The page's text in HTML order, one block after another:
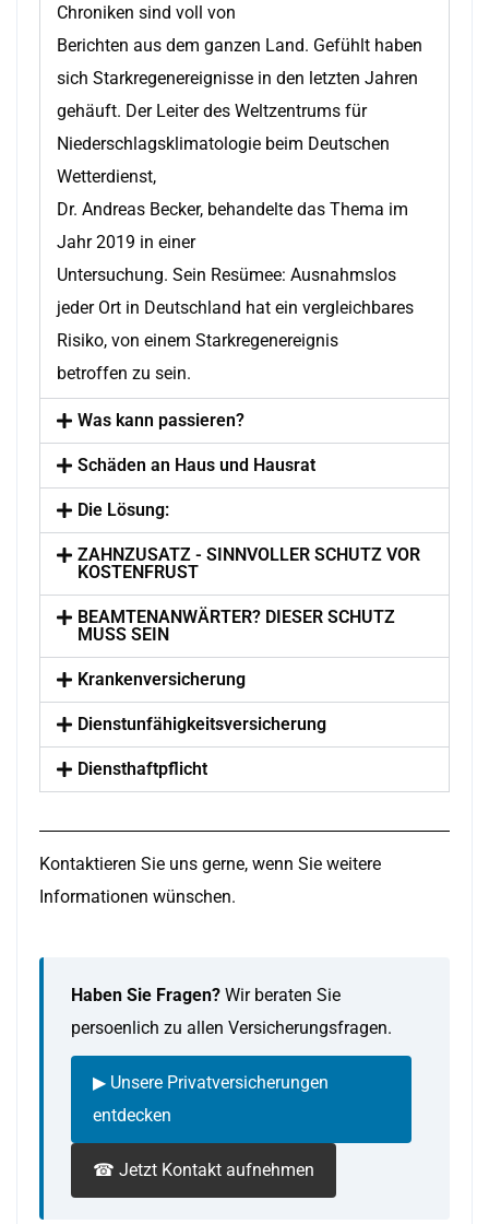
Chroniken sind voll von
Berichten aus dem ganzen Land. Gefühlt haben
sich Starkregenereignisse in den letzten Jahren
gehäuft. Der Leiter des Weltzentrums für
Niederschlagsklimatologie beim Deutschen
Wetterdienst,
Dr. Andreas Becker, behandelte das Thema im
Jahr 2019 in einer
Untersuchung. Sein Resümee: Ausnahmslos
jeder Ort in Deutschland hat ein vergleichbares
Risiko, von einem Starkregenereignis
betroffen zu sein.
Was kann passieren?
Schäden an Haus und Hausrat
Die Lösung:
ZAHNZUSATZ - SINNVOLLER SCHUTZ VOR
KOSTENFRUST
BEAMTENANWÄRTER? DIESER SCHUTZ
MUSS SEIN
Krankenversicherung
Dienstunfähigkeitsversicherung
Diensthaftpflicht
Kontaktieren Sie uns gerne, wenn Sie weitere
Informationen wünschen.
Haben Sie Fragen? Wir beraten Sie
persoenlich zu allen Versicherungsfragen.
▶ Unsere Privatversicherungen
entdecken
☎ Jetzt Kontakt aufnehmen